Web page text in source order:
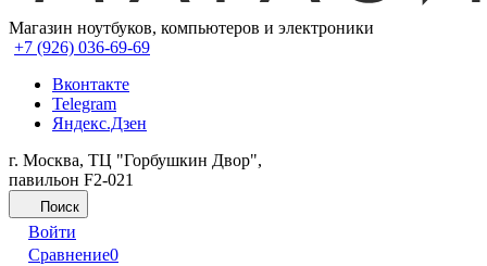
Магазин ноутбуков, компьютеров и электроники
+7 (926) 036-69-69
Вконтакте
Telegram
Яндекс.Дзен
г. Москва, ТЦ "Горбушкин Двор",
павильон F2-021
Поиск
Войти
Сравнение0